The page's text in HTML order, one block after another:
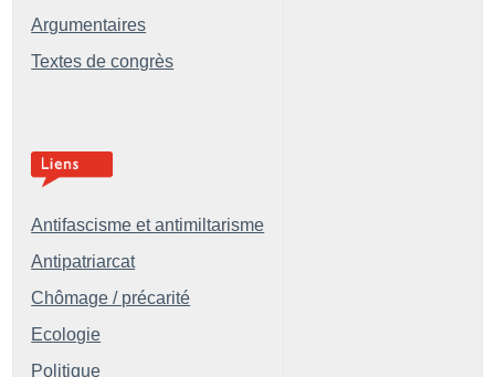
Argumentaires
Textes de congrès
Antifascisme et antimiltarisme
Antipatriarcat
Chômage / précarité
Ecologie
Politique